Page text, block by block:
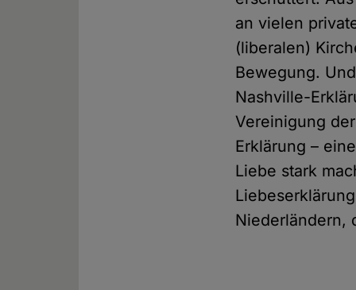
an vielen
(liberalen)
Bewegung.
Nashville-
Vereinigung
Erklärung – eine
Liebe stark
Niederländern,